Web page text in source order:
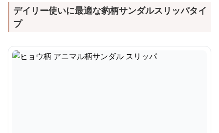
デイリー使いに最適な豹柄サンダルスリッパタイ
プ